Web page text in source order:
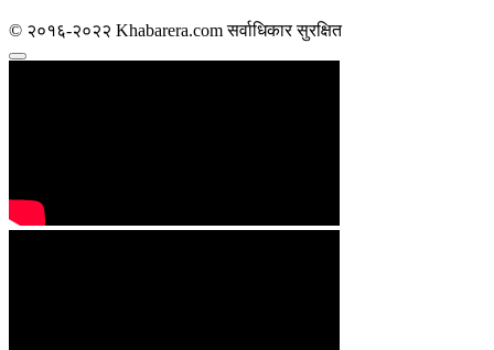
© २०१६-२०२२ Khabarera.com सर्वाधिकार सुरक्षित